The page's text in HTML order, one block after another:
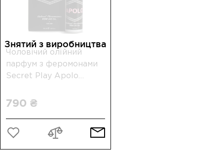
Чоловічий олійний
парфум з феромонами
Secret Play Apolo
790 ₴
Знятий з виробництва